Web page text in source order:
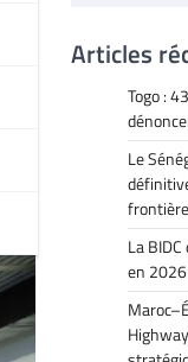
Articles
Togo :
Le
La
en 2026